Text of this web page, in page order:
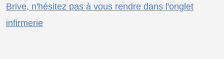
Brive, n'hésitez pas à vous rendre dans l'onglet
infirmerie